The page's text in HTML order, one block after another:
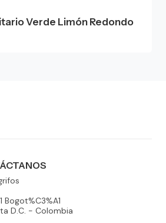
Verde Limón Redondo
Bogot%C3%A1
D.C. - Colombia